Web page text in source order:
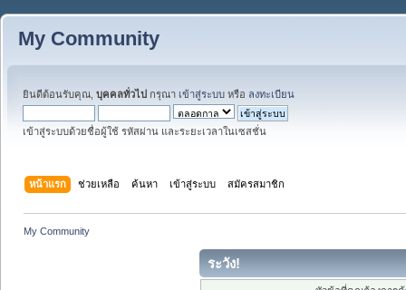
My Community
ยินดีต้อนรับคุณ, บุคคลทั่วไป กรุณา เข้าสู่ระบบ หรือ ลงทะเบียน
เข้าสู่ระบบด้วยชื่อผู้ใช้ รหัสผ่าน และระยะเวลาในเซสชั่น
หน้าแรก ช่วยเหลือ ค้นหา เข้าสู่ระบบ สมัครสมาชิก
My Community
ระวัง!